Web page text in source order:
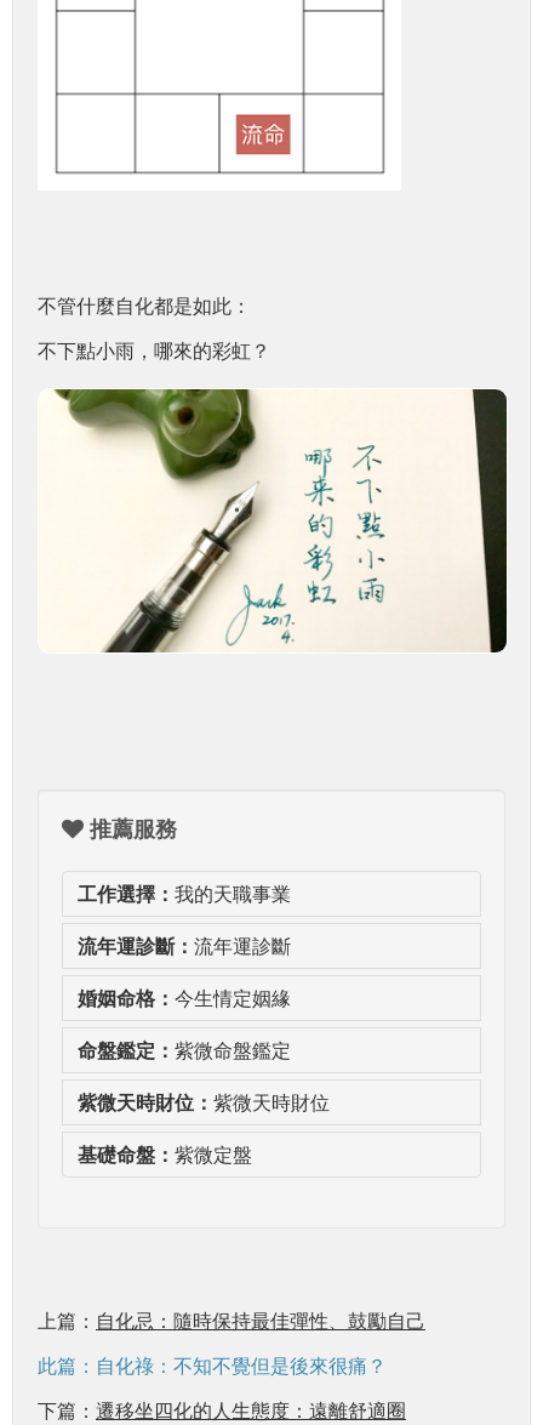
不管什麼自化都是如此：
不下點小雨，哪來的彩虹？
推薦服務
工作選擇： 我的天職事業
流年運診斷： 流年運診斷
婚姻命格： 今生情定姻緣
命盤鑑定： 紫微命盤鑑定
紫微天時財位： 紫微天時財位
基礎命盤： 紫微定盤
上篇： 自化忌：隨時保持最佳彈性、鼓勵自己
此篇：自化祿：不知不覺但是後來很痛？
下篇： 遷移坐四化的人生態度：遠離舒適圈